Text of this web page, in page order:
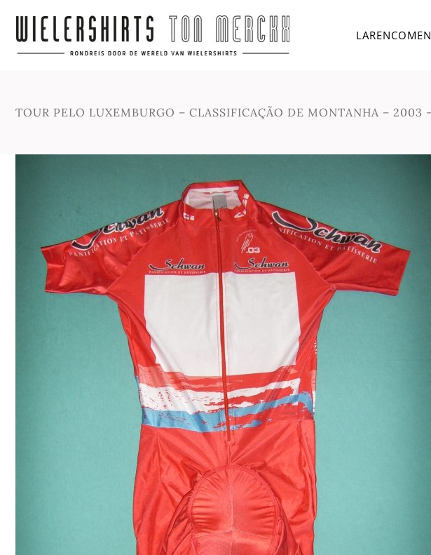
LAR
TOUR PELO LUXEMBURGO – CLASSIFICAÇÃO DE MONTANHA – 2003